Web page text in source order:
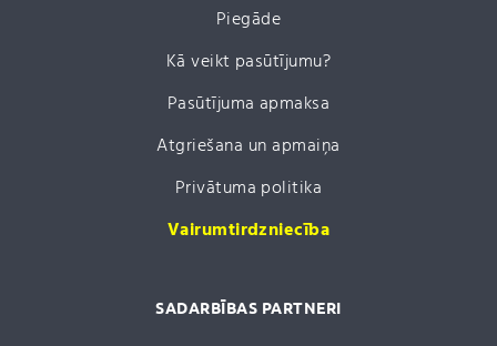
Piegāde
Kā veikt pasūtījumu?
Pasūtījuma apmaksa
Atgriešana un apmaiņa
Privātuma politika
Vairumtirdzniecība
SADARBĪBAS PARTNERI